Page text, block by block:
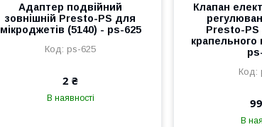
Адаптер подвійний
зовнішній Presto-PS для
мікроджетів (5140) - ps-625
ps-625
2 ₴
В наявності
Клапан
Presto-PS
крапельного
В